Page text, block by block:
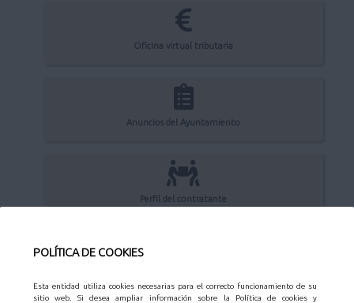
POLÍTICA DE COOKIES
Esta entidad utiliza cookies necesarias para el correcto funcionamiento de su
sitio web. Si desea ampliar información sobre la Política de cookies y
Oficina virtual tributaria
Anuncios del Ayuntamiento
Perfil del contratante